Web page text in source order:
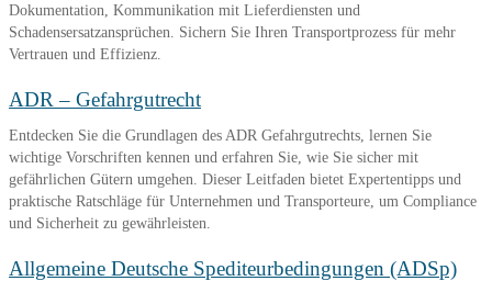
Dokumentation, Kommunikation mit Lieferdiensten und
Schadensersatzansprüchen. Sichern Sie Ihren Transportprozess für mehr
Vertrauen und Effizienz.
ADR – Gefahrgutrecht
Entdecken Sie die Grundlagen des ADR Gefahrgutrechts, lernen Sie
wichtige Vorschriften kennen und erfahren Sie, wie Sie sicher mit
gefährlichen Gütern umgehen. Dieser Leitfaden bietet Expertentipps und
praktische Ratschläge für Unternehmen und Transporteure, um Compliance
und Sicherheit zu gewährleisten.
Allgemeine Deutsche Spediteurbedingungen (ADSp)